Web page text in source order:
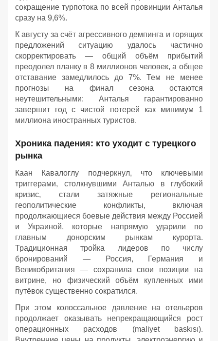
сокращение турпотока по всей провинции Анталья
сразу на 9,6%.
К августу за счёт агрессивного демпинга и горящих
предложений ситуацию удалось частично
скорректировать — общий объём прибытий
преодолел планку в 8 миллионов человек, а общее
отставание замедлилось до 7%. Тем не менее
прогнозы на финал сезона остаются
неутешительными: Анталья гарантированно
завершит год с чистой потерей как минимум 1
миллиона иностранных туристов.
Хроника падения: кто уходит с турецкого
рынка
Каан Кавалоглу подчеркнул, что ключевыми
триггерами, столкнувшими Анталью в глубокий
кризис, стали затяжные региональные
геополитические конфликты, включая
продолжающиеся боевые действия между Россией
и Украиной, которые напрямую ударили по
главным донорским рынкам курорта.
Традиционная тройка лидеров по числу
бронирований — Россия, Германия и
Великобритания — сохранила свои позиции на
витрине, но физический объём купленных ими
путёвок существенно сократился.
При этом колоссальное давление на отельеров
продолжает оказывать непрекращающийся рост
операционных расходов (maliyet baskısı).